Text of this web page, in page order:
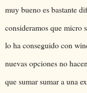
muy bueno es bastante
consideramos que micro
lo ha conseguido con
nuevas opciones no
que sumar sumar a una